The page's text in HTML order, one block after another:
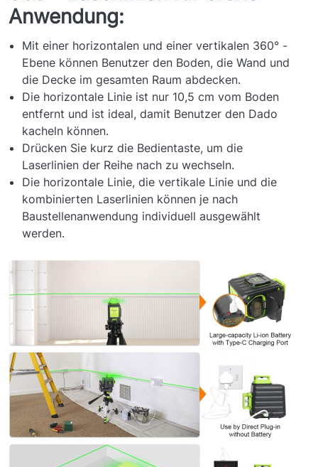
Anwendung:
Mit einer horizontalen und einer vertikalen 360° -
Ebene können Benutzer den Boden, die Wand und
die Decke im gesamten Raum abdecken.
Die horizontale Linie ist nur 10,5 cm vom Boden
entfernt und ist ideal, damit Benutzer den Dado
kacheln können.
Drücken Sie kurz die Bedientaste, um die
Laserlinien der Reihe nach zu wechseln.
Die horizontale Linie, die vertikale Linie und die
kombinierten Laserlinien können je nach
Baustellenanwendung individuell ausgewählt
werden.